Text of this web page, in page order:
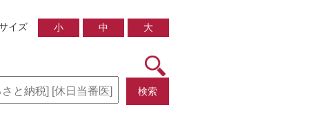
イズ 小 中 大
検索